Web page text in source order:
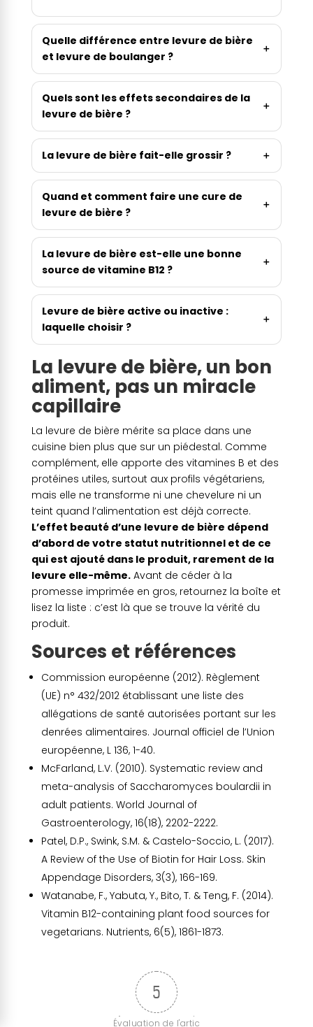
Quelle différence entre levure de bière
et levure de boulanger ?
Quels sont les effets secondaires de la
levure de bière ?
La levure de bière fait-elle grossir ?
Quand et comment faire une cure de
levure de bière ?
La levure de bière est-elle une bonne
source de vitamine B12 ?
Levure de bière active ou inactive :
laquelle choisir ?
La levure de bière, un bon
aliment, pas un miracle
capillaire
La levure de bière mérite sa place dans une
cuisine bien plus que sur un piédestal. Comme
complément, elle apporte des vitamines B et des
protéines utiles, surtout aux profils végétariens,
mais elle ne transforme ni une chevelure ni un
teint quand l’alimentation est déjà correcte.
L’effet beauté d’une levure de bière dépend
d’abord de votre statut nutritionnel et de ce
qui est ajouté dans le produit, rarement de la
levure elle-même.Avant de céder à la
promesse imprimée en gros, retournez la boîte et
lisez la liste : c’est là que se trouve la vérité du
produit.
Sources et références
Commission européenne (2012). Règlement
(UE) n° 432/2012 établissant une liste des
allégations de santé autorisées portant sur les
denrées alimentaires. Journal officiel de l’Union
européenne, L 136, 1-40.
McFarland, L.V. (2010). Systematic review and
meta-analysis of Saccharomyces boulardii in
adult patients. World Journal of
Gastroenterology, 16(18), 2202-2222.
Patel, D.P., Swink, S.M. & Castelo-Soccio, L. (2017).
A Review of the Use of Biotin for Hair Loss. Skin
Appendage Disorders, 3(3), 166-169.
Watanabe, F., Yabuta, Y., Bito, T. & Teng, F. (2014).
Vitamin B12-containing plant food sources for
vegetarians. Nutrients, 6(5), 1861-1873.
5
Évaluation de l'artic